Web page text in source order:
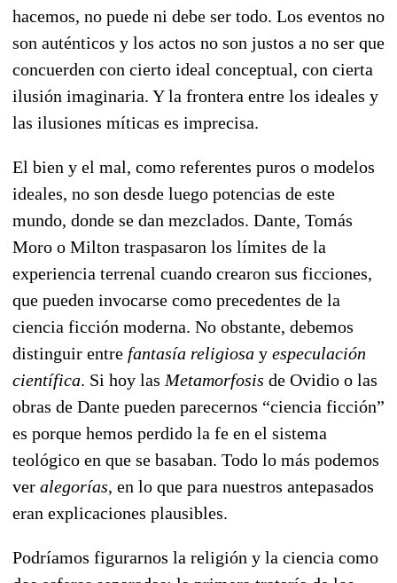
hacemos, no puede ni debe ser todo. Los eventos no
son auténticos y los actos no son justos a no ser que
concuerden con cierto ideal conceptual, con cierta
ilusión imaginaria. Y la frontera entre los ideales y
las ilusiones míticas es imprecisa.
El bien y el mal, como referentes puros o modelos
ideales, no son desde luego potencias de este
mundo, donde se dan mezclados. Dante, Tomás
Moro o Milton traspasaron los límites de la
experiencia terrenal cuando crearon sus ficciones,
que pueden invocarse como precedentes de la
ciencia ficción moderna. No obstante, debemos
distinguir entre fantasía religiosa y especulación
científica. Si hoy las Metamorfosis de Ovidio o las
obras de Dante pueden parecernos “ciencia ficción”
es porque hemos perdido la fe en el sistema
teológico en que se basaban. Todo lo más podemos
ver alegorías, en lo que para nuestros antepasados
eran explicaciones plausibles.
Podríamos figurarnos la religión y la ciencia como